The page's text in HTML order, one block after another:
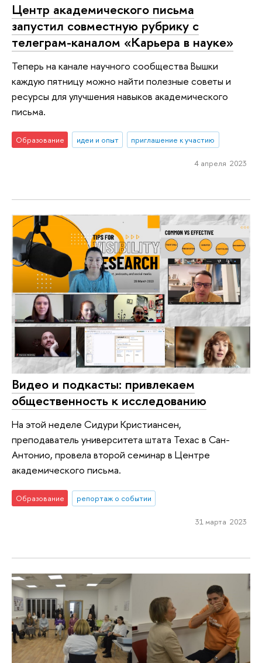
Центр академического письма
запустил совместную рубрику с
телеграм-каналом «Карьера в науке»
Теперь на канале научного сообщества Вышки
каждую пятницу можно найти полезные советы и
ресурсы для улучшения навыков академического
письма.
Образование идеи и опыт приглашение к участию
4 апреля 2023
Видео и подкасты: привлекаем
общественность к исследованию
На этой неделе Сидури Кристиансен,
преподаватель университета штата Техас в Сан-
Антонио, провела второй семинар в Центре
академического письма.
Образование репортаж о событии
31 марта 2023